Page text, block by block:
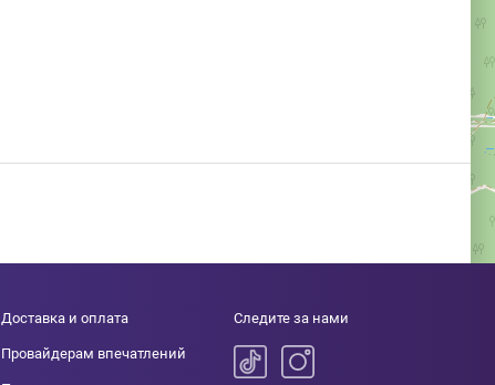
Доставка и оплата
Провайдерам впечатлений
Следите за нами